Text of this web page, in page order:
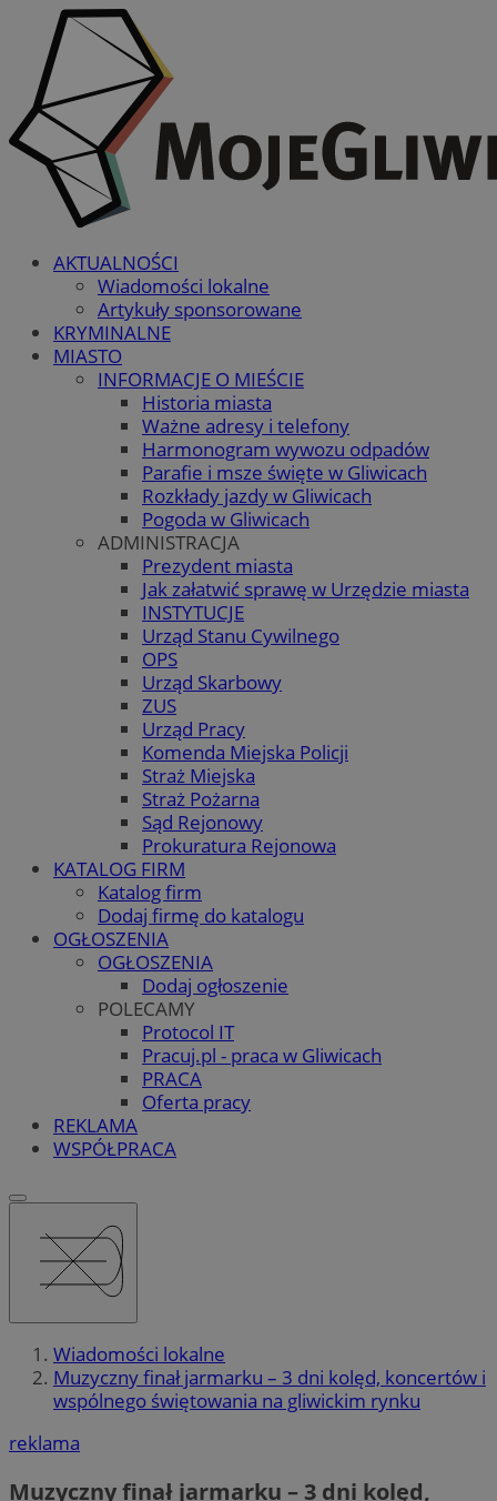
AKTUALNOŚCI
Wiadomości lokalne
Artykuły sponsorowane
KRYMINALNE
MIASTO
INFORMACJE O MIEŚCIE
Historia miasta
Ważne adresy i telefony
Harmonogram wywozu odpadów
Parafie i msze święte w Gliwicach
Rozkłady jazdy w Gliwicach
Pogoda w Gliwicach
ADMINISTRACJA
Prezydent miasta
Jak załatwić sprawę w Urzędzie miasta
INSTYTUCJE
Urząd Stanu Cywilnego
OPS
Urząd Skarbowy
ZUS
Urząd Pracy
Komenda Miejska Policji
Straż Miejska
Straż Pożarna
Sąd Rejonowy
Prokuratura Rejonowa
KATALOG FIRM
Katalog firm
Dodaj firmę do katalogu
OGŁOSZENIA
OGŁOSZENIA
Dodaj ogłoszenie
POLECAMY
Protocol IT
Pracuj.pl - praca w Gliwicach
PRACA
Oferta pracy
REKLAMA
WSPÓŁPRACA
Wiadomości lokalne
Muzyczny finał jarmarku – 3 dni kolęd, koncertów i
wspólnego świętowania na gliwickim rynku
reklama
Muzyczny finał jarmarku – 3 dni kolęd,